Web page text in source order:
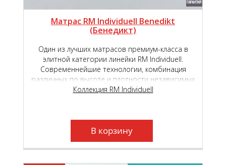
Матрас RM Individuell Benedikt
(Бенедикт)
Один из лучших матрасов премиум-класса в
элитной категории линейки RM Individuell.
Современнейшие технологии, комбинация
различных по высоте и плотности независимых
пружинных блоков и уникальные
Коллекция RM Individuell
В корзину